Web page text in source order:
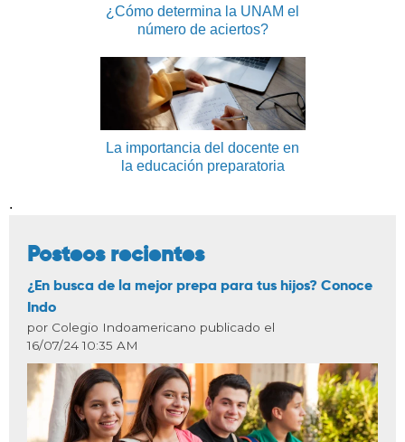
¿Cómo determina la UNAM el
número de aciertos?
La importancia del docente en
la educación preparatoria
.
Posteos recientes
¿En busca de la mejor prepa para tus hijos? Conoce
Indo
por Colegio Indoamericano publicado el
16/07/24 10:35 AM